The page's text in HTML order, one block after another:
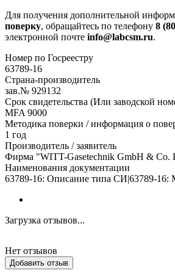
Для получения дополнительной
поверку, обращайтесь по телефону 8
электронной почте info@labcsm.ru.
Номер по Госреестру
63789-16
Страна-производитель
зав.№ 929132
Срок свидетельства (Или заводской
MFA 9000
Методика поверки / информация о
1 год
Производитель / заявитель
Фирма "WITT-Gasetechnik GmbH & Co.
Наименования документации
63789-16: Описание типа СИ|63789-16:
Загрузка отзывов...
Нет отзывов
Добавить отзыв